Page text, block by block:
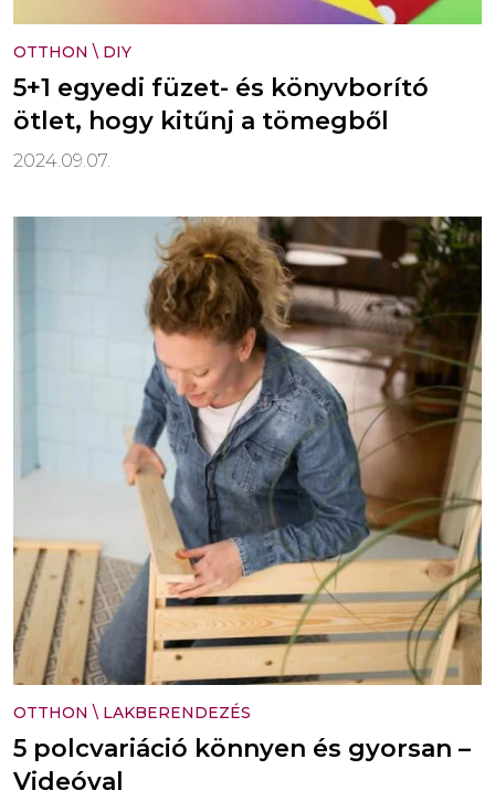
OTTHON \ DIY
5+1 egyedi füzet- és könyvborító
ötlet, hogy kitűnj a tömegből
2024.09.07.
OTTHON \ LAKBERENDEZÉS
5 polcvariáció könnyen és gyorsan –
Videóval